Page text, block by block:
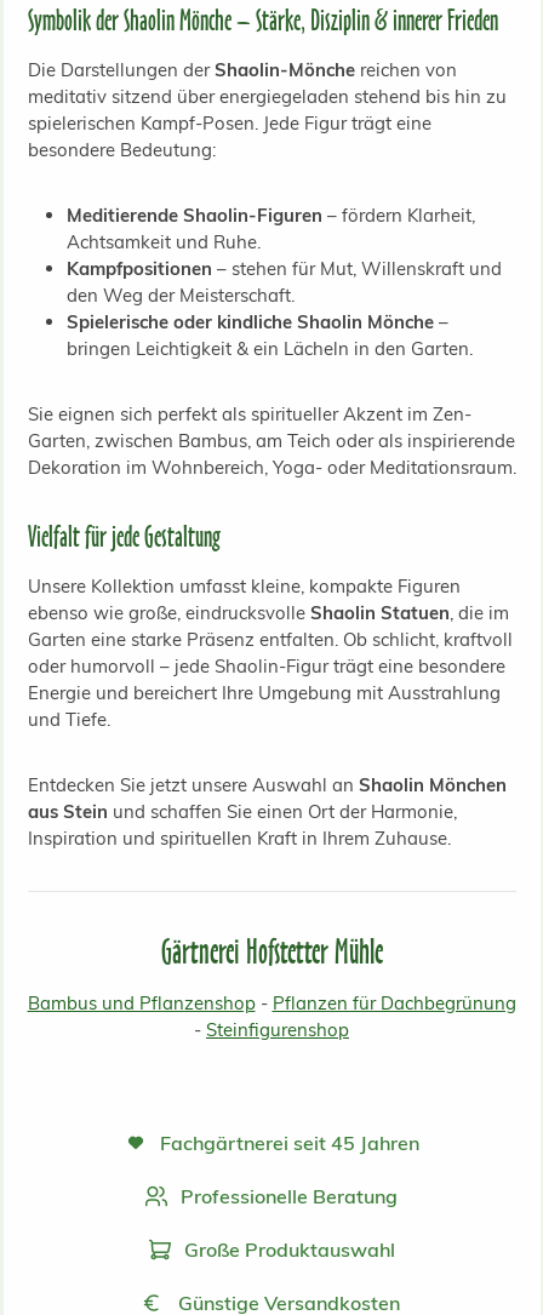
Symbolik der Shaolin Mönche – Stärke, Disziplin & innerer Frieden
Die Darstellungen derShaolin-Mönchereichen von
meditativ sitzend über energiegeladen stehend bis hin zu
spielerischen Kampf-Posen. Jede Figur trägt eine
besondere Bedeutung:
Meditierende Shaolin-Figuren – fördern Klarheit,
Achtsamkeit und Ruhe.
Kampfpositionen – stehen für Mut, Willenskraft und
den Weg der Meisterschaft.
Spielerische oder kindliche Shaolin Mönche–
bringen Leichtigkeit & ein Lächeln in den Garten.
Sie eignen sich perfekt als spiritueller Akzent im Zen-
Garten, zwischen Bambus, am Teich oder als inspirierende
Dekoration im Wohnbereich, Yoga- oder Meditationsraum.
Vielfalt für jede Gestaltung
Unsere Kollektion umfasst kleine, kompakte Figuren
ebenso wie große, eindrucksvolle Shaolin Statuen, die im
Garten eine starke Präsenz entfalten. Ob schlicht, kraftvoll
oder humorvoll – jede Shaolin-Figur trägt eine besondere
Energie und bereichert Ihre Umgebung mit Ausstrahlung
und Tiefe.
Entdecken Sie jetzt unsere Auswahl an Shaolin Mönchen
aus Stein und schaffen Sie einen Ort der Harmonie,
Inspiration und spirituellen Kraft in Ihrem Zuhause.
Gärtnerei Hofstetter Mühle
Bambus und Pflanzenshop- Pflanzen für Dachbegrünung
- Steinfigurenshop
Fachgärtnerei seit 45 Jahren
Professionelle Beratung
Große Produktauswahl
Günstige Versandkosten